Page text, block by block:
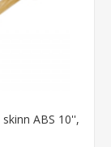
ABS 10'',